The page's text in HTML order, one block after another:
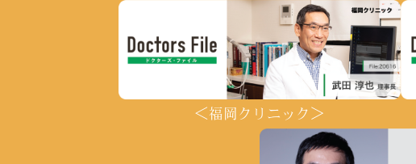
＜福岡クリニック＞